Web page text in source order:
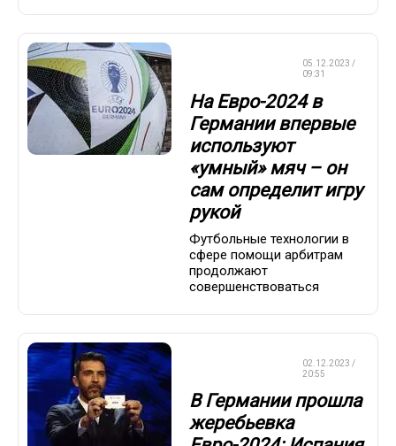
05.12.2023 /
09:31
На Евро-2024 в
Германии впервые
используют
«умный» мяч – он
сам определит игру
рукой
Футбольные технологии в
сфере помощи арбитрам
продолжают
совершенствоваться
02.12.2023 /
20:55
В Германии прошла
жеребьевка